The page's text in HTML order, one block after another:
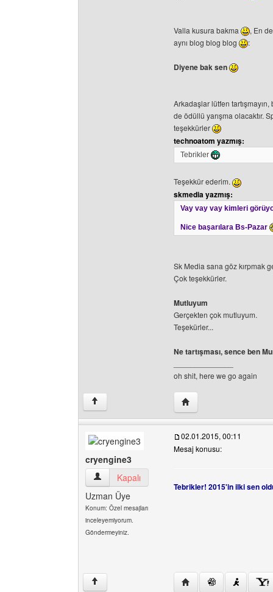
Valla kusura bakma
, En
aynı blog blog blog
:
Diyene bak sen
Arkadaşlar lütfen
de ödüllü yarışma olacaktır.
teşekkürler
technoatom yazmış:
Tebrikler
Teşekkür ederim.
skmedia yazmış:
Vay vay vay kimleri
Nice başarılara Bs-Pazar
Sk Media sana göz kırpmak
Çok teşekkürler.
Mutluyum
Gerçekten çok mutluyum.
Teşekürler...
Ne tartışması, sence ben
oh shit, here we go again
↑ Yazarın web sitesini
cryengine3
cryengine3 Kullanıcının profilini görüntüle
Kapalı
Uzman Üye
Konum: Özel mesajları
inceleyemiyorum.
Göndermeyiniz.
02.01.2015, 00:11
Mesaj konusu:
Tebrikler! 2015'in ilki sen
↑ Yazarın web sitesini